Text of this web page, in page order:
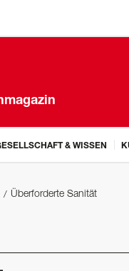
& WISSEN
Überforderte Sanität